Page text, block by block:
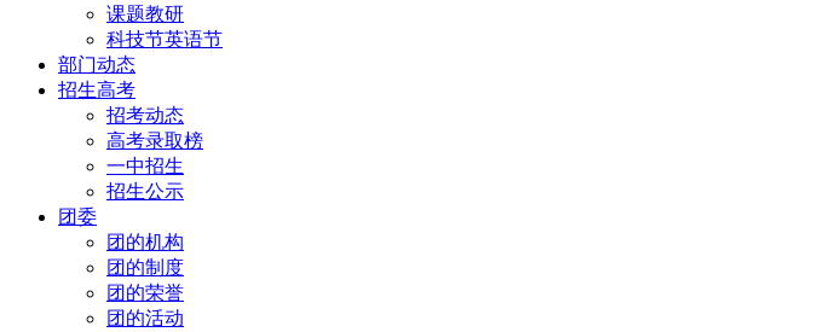
课题教研
科技节英语节
部门动态
招生高考
招考动态
高考录取榜
一中招生
招生公示
团委
团的机构
团的制度
团的荣誉
团的活动